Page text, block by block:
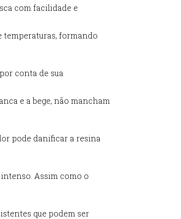
com facilidade e
temperaturas, formando
conta de sua
e a bege, não mancham
pode danificar a resina
Assim como o
que podem ser